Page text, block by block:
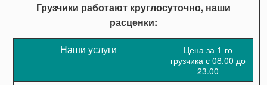
Грузчики работают круглосуточно, наши
расценки:
Наши услуги
Цена за 1-го
грузчика с 08.00 до
23.00